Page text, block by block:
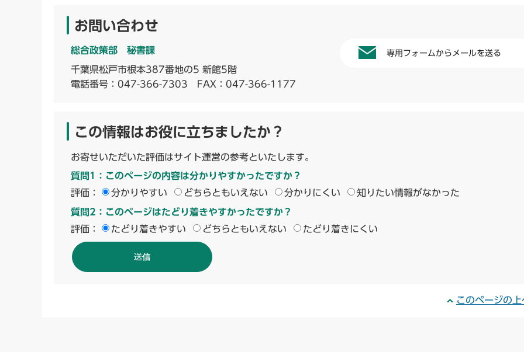
お問い合わせ
総合政策部 秘書課
千葉県松戸市根本387番地の5 新館5階
電話番号： 047-366-7303 FAX：047-366-1177
専用フォームからメールを送る
この情報はお役に立ちましたか？
お寄せいただいた評価はサイト運営の参考といたします。
質問1：このページの内容は分かりやすかったですか？
評価：
分かりやすい どちらともいえない 分かりにくい 知りたい情報がなかった
質問2：このページはたどり着きやすかったですか？
評価：
たどり着きやすい どちらともいえない たどり着きにくい
このページの上